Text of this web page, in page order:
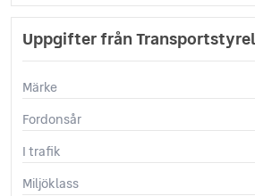
Interiörbelysning mid
Digital backspegel
ElectronicStabillity Ctrl
Polestar Digital Key
Intelligent Speed Assist
Oncoming Mitigation
Uppvärm. infäll. Elspegl
Pilot Pack
Uppgifter från
Märke
Fordonsår
I trafik
Miljöklass